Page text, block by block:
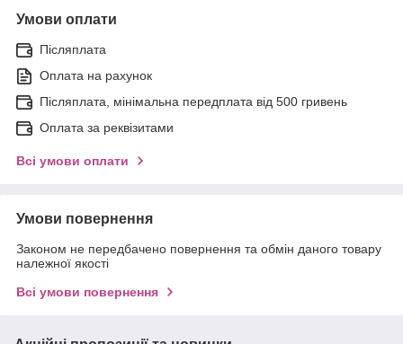
Умови оплати
Післяплата
Оплата на рахунок
Післяплата, мінімальна передплата від 500 гривень
Оплата за реквізитами
Всі умови оплати
Умови повернення
Законом не передбачено повернення та обмін даного товару
належної якості
Всі умови повернення